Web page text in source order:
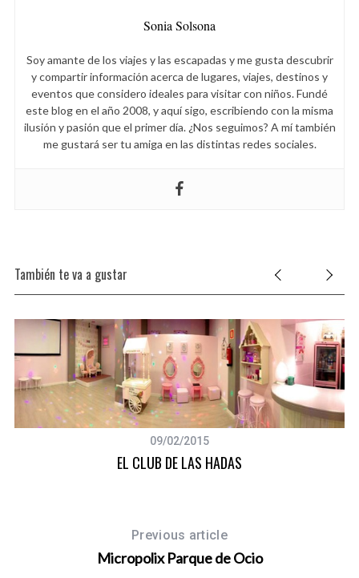
Sonia Solsona
Soy amante de los viajes y las escapadas y me gusta descubrir
y compartir información acerca de lugares, viajes, destinos y
eventos que considero ideales para visitar con niños. Fundé
este blog en el año 2008, y aquí sigo, escribiendo con la misma
ilusión y pasión que el primer día. ¿Nos seguimos? A mí también
me gustará ser tu amiga en las distintas redes sociales.
También te va a gustar
09/02/2015
EL CLUB DE LAS HADAS
Previous article
Micropolix Parque de Ocio